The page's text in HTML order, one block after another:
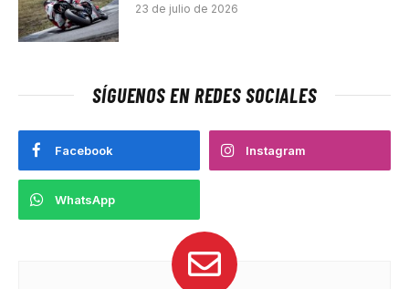
23 de julio de 2026
SÍGUENOS EN REDES SOCIALES
Facebook Instagram
WhatsApp